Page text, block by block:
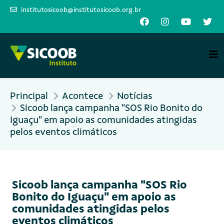
institutosicoob@institutosicoob.org.br
Principal Acontece
Notícias
Sicoob lança campanha "SOS Rio Bonito do
Iguaçu" em apoio as comunidades atingidas
pelos eventos climáticos
Sicoob lança campanha "SOS Rio
Bonito do Iguaçu" em apoio as
comunidades atingidas pelos
eventos climáticos